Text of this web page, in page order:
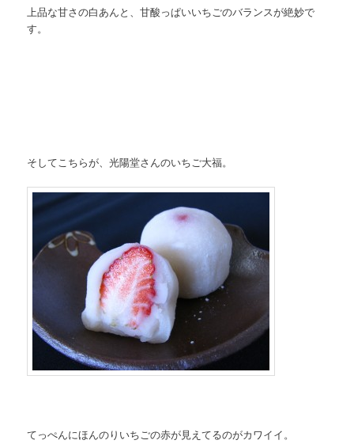
上品な甘さの白あんと、甘酸っぱいいちごのバランスが絶妙で
す。
そしてこちらが、光陽堂さんのいちご大福。
てっぺんにほんのりいちごの赤が見えてるのがカワイイ。